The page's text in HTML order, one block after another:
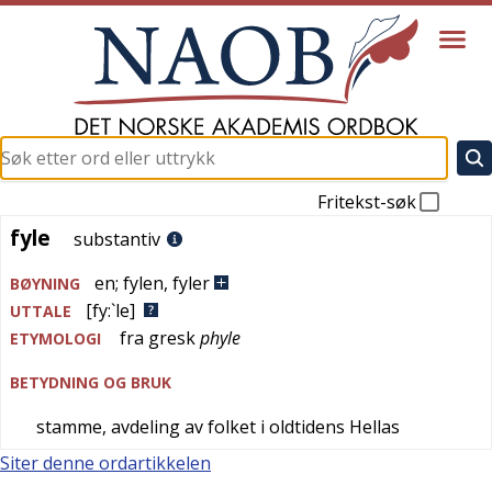
Fritekst-søk
fyle
fyle substantiv
BØYNING en; fylen, fyler
UTTALE [fy:`le]
ETYMOLOGI fra greskphyle
BETYDNING OG BRUK
stamme, avdeling av folket i oldtidens Hellas
Siter denne ordartikkelen